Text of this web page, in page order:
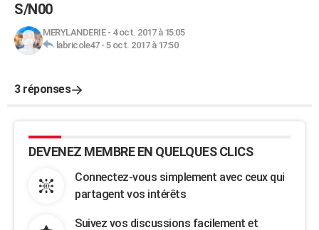
S/N00
MERYLANDERIE- 4 oct. 2017 à 15:05
labricole47- 5 oct. 2017 à 17:50
3 réponses
DEVENEZ MEMBRE EN QUELQUES CLICS
Connectez-vous simplement avec ceux qui
partagent vos intérêts
Suivez vos discussions facilement et